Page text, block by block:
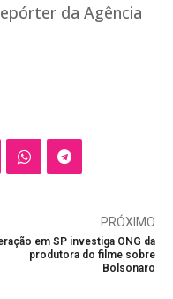
da Agência
PRÓXIMO
em SP investiga ONG da
produtora do filme sobre
Bolsonaro